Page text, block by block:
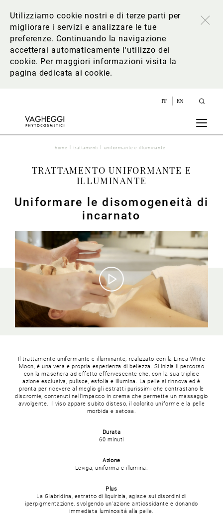
Utilizziamo cookie nostri e di terze parti per
migliorare i servizi e analizzare le tue
preferenze. Continuando la navigazione
accetterai automaticamente l'utilizzo dei
cookie. Per maggiori informazioni visita la
pagina dedicata ai cookie.
IT EN
home trattamenti uniformante e illuminante
TRATTAMENTO UNIFORMANTE E
ILLUMINANTE
Uniformare le disomogeneità di
incarnato
Il trattamento uniformante e illuminante, realizzato con la Linea White
Moon, è una vera e propria esperienza di bellezza. Si inizia il percorso
con la maschera ad effetto effervescente che, con la sua triplice
azione esclusiva, pulisce, esfolia e illumina. La pelle si rinnova ed è
pronta per ricevere al meglio gli estratti purissimi che contrastano le
discromie, contenuti nell’impacco in crema che permette un massaggio
avvolgente. Il viso appare subito disteso, il colorito uniforme e la pelle
morbida e setosa.
Durata
60 minuti
Azione
Leviga, uniforma e illumina.
Plus
La Glabridina, estratto di liquirizia, agisce sui disordini di
iperpigmentazione, svolgendo un’azione antiossidante e donando
immediata luminosità alla pelle.